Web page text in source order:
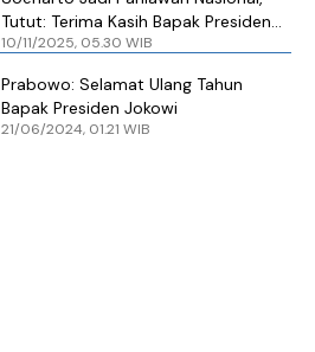
Tutut: Terima Kasih Bapak Presiden
dan Rakyat Indonesia
10/11/2025, 05.30 WIB
Prabowo: Selamat Ulang Tahun
Bapak Presiden Jokowi
21/06/2024, 01.21 WIB